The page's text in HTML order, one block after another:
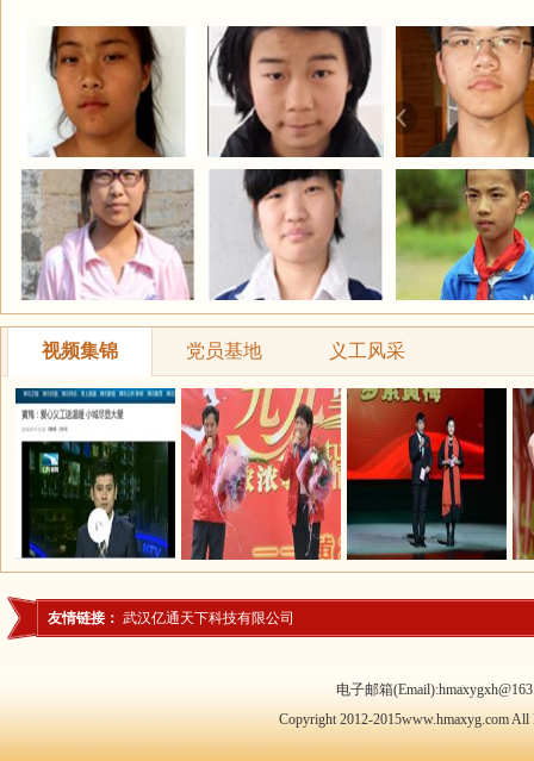
视频集锦 党员基地 义工风采
友情链接： 武汉亿通天下科技有限公司
电子邮箱
Copyright 2012-2015www.hmaxyg.com